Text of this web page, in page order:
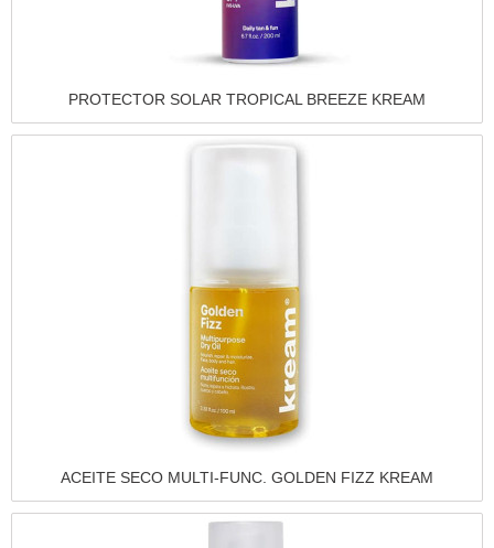
Vista rápida
PROTECTOR SOLAR TROPICAL BREEZE KREAM
Vista rápida
ACEITE SECO MULTI-FUNC. GOLDEN FIZZ KREAM